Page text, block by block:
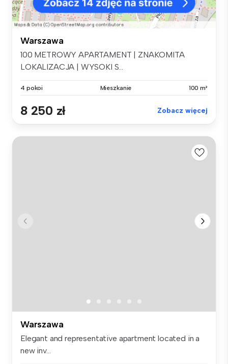
Warszawa
100 METROWY APARTAMENT | ZNAKOMITA
LOKALIZACJA | WYSOKI S...
4 pokoi Mieszkanie 100 m²
8 250 zł Zobacz więcej
Warszawa
Elegant and representative apartment located in a
new inv...